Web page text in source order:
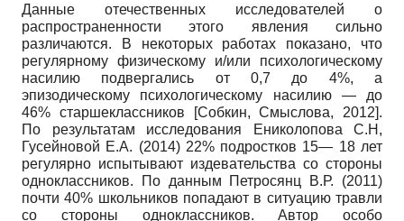
Данные отечественных исследователей о
распространенности этого явления сильно
различаются. В некоторых работах показано, что
регулярному физическому и/или психологическому
насилию подвергались от 0,7 до 4%, а
эпизодическому психологическому насилию — до
46% старшеклассников [Собкин, Смыслова, 2012].
По результатам исследования Ениколопова С.Н,
Гусейновой Е.А. (2014) 22% подростков 15— 18 лет
регулярно испытывают издевательства со стороны
одноклассников. По данным Петросянц В.Р. (2011)
почти 40% школьников попадают в ситуацию травли
со стороны одноклассников. Автор особо